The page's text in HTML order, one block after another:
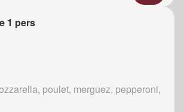
1 pers
poulet, merguez, pepperoni,